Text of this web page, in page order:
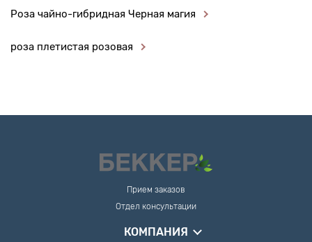
Роза чайно-гибридная Черная магия
роза плетистая розовая
Прием заказов
Отдел консультации
КОМПАНИЯ